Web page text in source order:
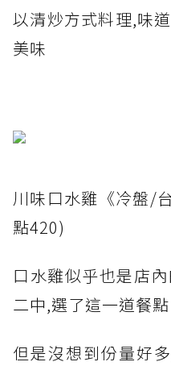
以清炒方式料理,味
美味
川味口水雞《冷盤/
點420)
口水雞似乎也是店
二中,選了這一道餐點
但是沒想到份量好